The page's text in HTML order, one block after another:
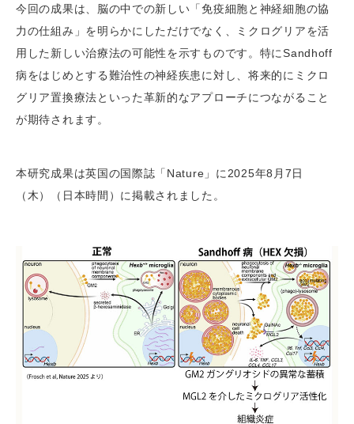
今回の成果は、脳の中での新しい「免疫細胞と神経細胞の協
力の仕組み」を明らかにしただけでなく、ミクログリアを活
用した新しい治療法の可能性を示すものです。特にSandhoff
病をはじめとする難治性の神経疾患に対し、将来的にミクロ
グリア置換療法といった革新的なアプローチにつながること
が期待されます。
本研究成果は英国の国際誌「Nature」に2025年8月7日
（木）（日本時間）に掲載されました。